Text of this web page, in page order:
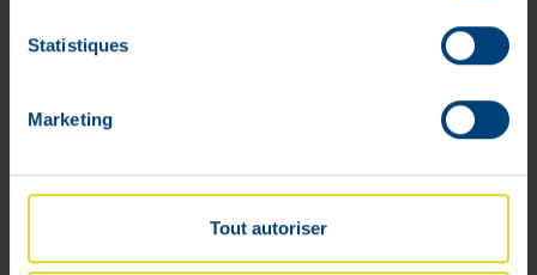
Statistiques
Marketing
Tout autoriser